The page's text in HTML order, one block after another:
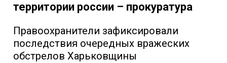
территории россии – прокуратура
Правоохранители зафиксировали
последствия очередных вражеских
обстрелов Харьковщины